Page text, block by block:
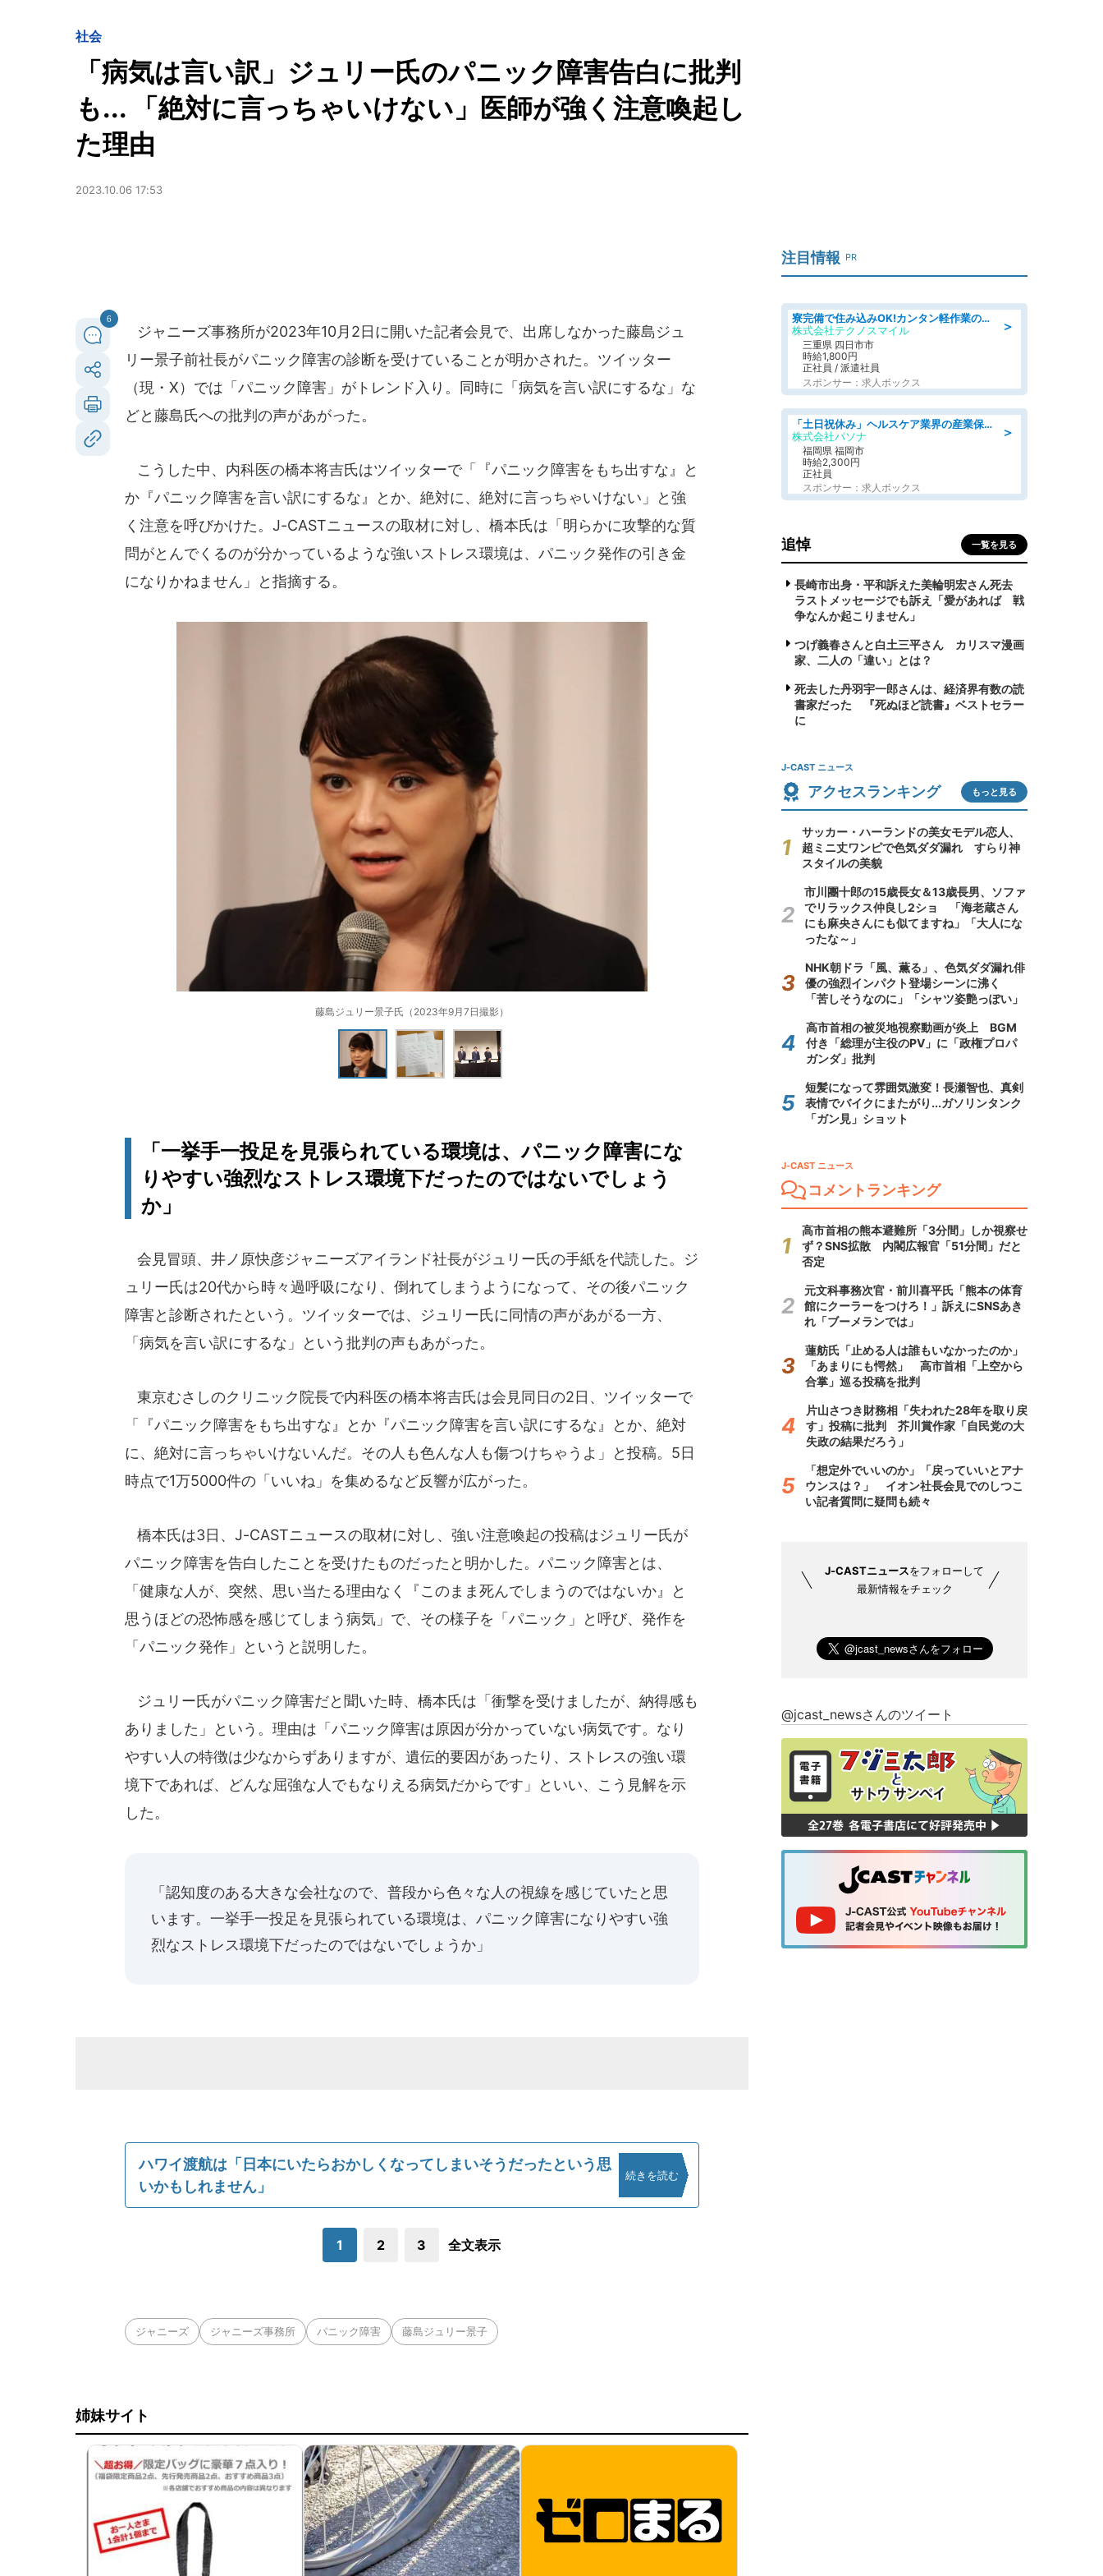
社会
「病気は言い訳」ジュリー氏のパニック障害告白に批判
も... 「絶対に言っちゃいけない」医師が強く注意喚起し
た理由
2023.10.06 17:53
6
ジャニーズ事務所が2023年10月2日に開いた記者会見で、出席しなかった藤島ジュ
リー景子前社長がパニック障害の診断を受けていることが明かされた。ツイッター
（現・X）では「パニック障害」がトレンド入り。同時に「病気を言い訳にするな」な
どと藤島氏への批判の声があがった。
こうした中、内科医の橋本将吉氏はツイッターで「『パニック障害をもち出すな』と
か『パニック障害を言い訳にするな』とか、絶対に、絶対に言っちゃいけない」と強
く注意を呼びかけた。J-CASTニュースの取材に対し、橋本氏は「明らかに攻撃的な質
問がとんでくるのが分かっているような強いストレス環境は、パニック発作の引き金
になりかねません」と指摘する。
藤島ジュリー景子氏（2023年9月7日撮影）
「一挙手一投足を見張られている環境は、パニック障害にな
りやすい強烈なストレス環境下だったのではないでしょう
か」
会見冒頭、井ノ原快彦ジャニーズアイランド社長がジュリー氏の手紙を代読した。ジ
ュリー氏は20代から時々過呼吸になり、倒れてしまうようになって、その後パニック
障害と診断されたという。ツイッターでは、ジュリー氏に同情の声があがる一方、
「病気を言い訳にするな」という批判の声もあがった。
東京むさしのクリニック院長で内科医の橋本将吉氏は会見同日の2日、ツイッターで
「『パニック障害をもち出すな』とか『パニック障害を言い訳にするな』とか、絶対
に、絶対に言っちゃいけないんだ。その人も色んな人も傷つけちゃうよ」と投稿。5日
時点で1万5000件の「いいね」を集めるなど反響が広がった。
橋本氏は3日、J-CASTニュースの取材に対し、強い注意喚起の投稿はジュリー氏が
パニック障害を告白したことを受けたものだったと明かした。パニック障害とは、
「健康な人が、突然、思い当たる理由なく『このまま死んでしまうのではないか』と
思うほどの恐怖感を感じてしまう病気」で、その様子を「パニック」と呼び、発作を
「パニック発作」というと説明した。
ジュリー氏がパニック障害だと聞いた時、橋本氏は「衝撃を受けましたが、納得感も
ありました」という。理由は「パニック障害は原因が分かっていない病気です。なり
やすい人の特徴は少なからずありますが、遺伝的要因があったり、ストレスの強い環
境下であれば、どんな屈強な人でもなりえる病気だからです」といい、こう見解を示
した。
「認知度のある大きな会社なので、普段から色々な人の視線を感じていたと思
います。一挙手一投足を見張られている環境は、パニック障害になりやすい強
烈なストレス環境下だったのではないでしょうか」
ハワイ渡航は「日本にいたらおかしくなってしまいそうだったという思
いかもしれません」
続きを読む
1 2 3 全文表示
ジャニーズ ジャニーズ事務所 パニック障害 藤島ジュリー景子
姉妹サイト
注目情報 PR
＞
寮完備で住み込みOK!カンタン軽作業のお仕事 denso aichi
株式会社テクノスマイル
三重県 四日市市
時給1,800円
正社員 / 派遣社員
スポンサー：求人ボックス
＞
「土日祝休み」ヘルスケア業界の産業保健師/高時給/未経験OK/要資格:保健師、正看護師
株式会社パソナ
福岡県 福岡市
時給2,300円
正社員
スポンサー：求人ボックス
追悼 一覧を見る
長崎市出身・平和訴えた美輪明宏さん死去
ラストメッセージでも訴え「愛があれば 戦
争なんか起こりません」
つげ義春さんと白土三平さん カリスマ漫画
家、二人の「違い」とは？
死去した丹羽宇一郎さんは、経済界有数の読
書家だった 『死ぬほど読書』ベストセラー
に
J-CAST ニュース
アクセスランキング もっと見る
サッカー・ハーランドの美女モデル恋人、
超ミニ丈ワンピで色気ダダ漏れ すらり神
スタイルの美貌
市川團十郎の15歳長女＆13歳長男、ソファ
でリラックス仲良し2ショ 「海老蔵さん
にも麻央さんにも似てますね」「大人にな
ったな～」
NHK朝ドラ「風、薫る」、色気ダダ漏れ俳
優の強烈インパクト登場シーンに沸く
「苦しそうなのに」「シャツ姿艶っぽい」
高市首相の被災地視察動画が炎上 BGM
付き「総理が主役のPV」に「政権プロパ
ガンダ」批判
短髪になって雰囲気激変！長瀬智也、真剣
表情でバイクにまたがり...ガソリンタンク
「ガン見」ショット
J-CAST ニュース
コメントランキング
高市首相の熊本避難所「3分間」しか視察せ
ず？SNS拡散 内閣広報官「51分間」だと
否定
元文科事務次官・前川喜平氏「熊本の体育
館にクーラーをつけろ！」訴えにSNSあき
れ「ブーメランでは」
蓮舫氏「止める人は誰もいなかったのか」
「あまりにも愕然」 高市首相「上空から
合掌」巡る投稿を批判
片山さつき財務相「失われた28年を取り戻
す」投稿に批判 芥川賞作家「自民党の大
失政の結果だろう」
「想定外でいいのか」「戻っていいとアナ
ウンスは？」 イオン社長会見でのしつこ
い記者質問に疑問も続々
J-CASTニュースをフォローして
最新情報をチェック
@jcast_newsさんのツイート